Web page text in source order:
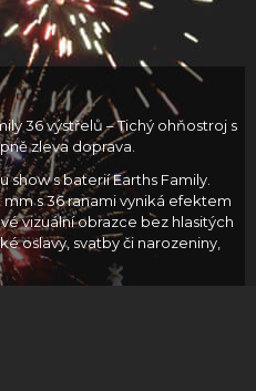
36 výstřelů – Tichý ohňostroj s
zleva doprava.
s baterií Earths Family.
s 36 ranami vyniká efektem
vizuální obrazce bez hlasitých
oslavy, svatby či narozeniny,